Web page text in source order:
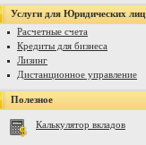
Услуги для Юридических лиц
Расчетные счета
Кредиты для бизнеса
Лизинг
Дистанционное управление
Полезное
Калькулятор вкладов